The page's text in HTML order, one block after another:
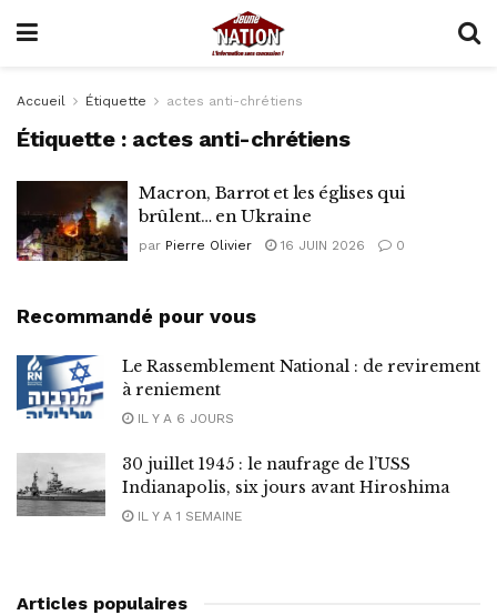
Accueil Étiquette actes anti-chrétiens
Étiquette : actes anti-chrétiens
Macron, Barrot et les églises qui
brûlent… en Ukraine
par Pierre Olivier 16 JUIN 2026 0
Recommandé pour vous
Le Rassemblement National : de revirement
à reniement
IL Y A 6 JOURS
30 juillet 1945 : le naufrage de l’USS
Indianapolis, six jours avant Hiroshima
IL Y A 1 SEMAINE
Articles populaires